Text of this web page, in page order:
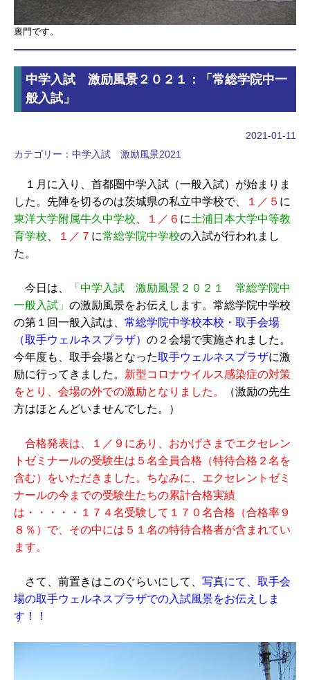
裏門です。
中学入試 激励風景２０２１：「常総学院中一
般入試」
2021-01-11
カテゴリー： 中学入試 激励風景2021
１月に入り、首都圏中学入試（一般入試）が始まりま
した。先陣を切るのは茨城県の私立中学校で、
１／５ に
東洋大学附属牛久中学校
１／６ に土浦日本大学中等教
育学校
１／７ に常総学院中学校の入試が行われまし
た。
今日は、
「中学入試 激励風景２０２１ 常総学院中
一般入試」 の激励風景をお伝えします。常総学院中学校
の第１回一般入試は、 常総学院中学校本校・取手会場
（取手ウェルネスプラザ） の２会場で実施されました。
今年度も、取手会場となった取手ウェルネスプラザに激
励に行ってきました。 新型コロナウイルス感染症の対策
をとり、会場の外での激励となりました。
（激励の先生
方はほとんどいませんでした。）
合格発表は、１／９にあり、おかげさまでエクセレン
トゼミナールの受験生は５名全員合格（特待合格２名を
含む）をいただきました。ちなみに、エクセレントゼミ
ナールの今までの受験生たちの累計合格実績
は・・・・・１７４名受験して１７０名合格（合格率９
８％）で、その中には５１名の特待合格者が含まれてい
ます。
さて、前置きはこのぐらいにして、 写真にて、取手会
場の取手ウェルネスプラザでの入試風景をお伝えしま
す！！